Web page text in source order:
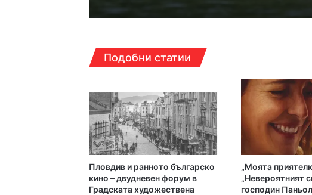
12:08ч, петък, 7 август, 2026
12:03ч, петък, 7 август, 2026
11:50ч, петък, 7 август, 2026
Подобни статии
Пловдив и ранното българско
кино – двудневен форум в
Градската художествена
„Моята
„Невероятният
господин